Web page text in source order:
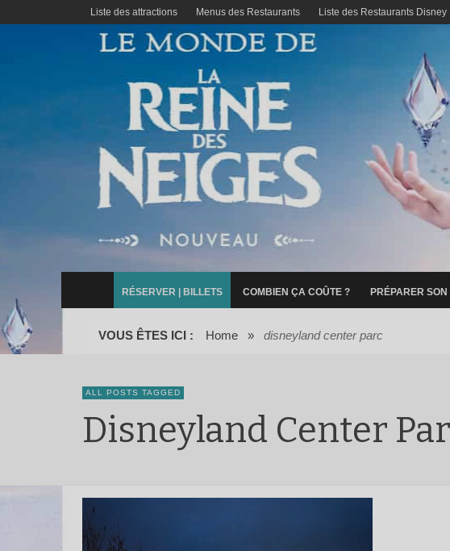
Liste des attractions Menus des Restaurants Liste des Restaurants Disney
RÉSERVER | BILLETS COMBIEN ÇA COÛTE ? PRÉPARER
VOUS ÊTES ICI : Home » disneyland center parc
ALL POSTS TAGGED
Disneyland Center